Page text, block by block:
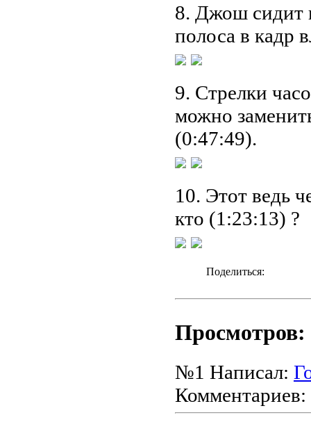
8. Джош сидит
полоса в кадр
9. Стрелки
можно
(0:47:49).
10. Этот ведь
кто (1:23:13) ?
Поделиться:
Просмотров:
№1 Написал:
Комментариев: